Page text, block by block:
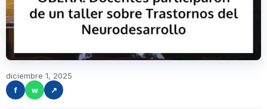
diciembre 1, 2025
f
w ↗